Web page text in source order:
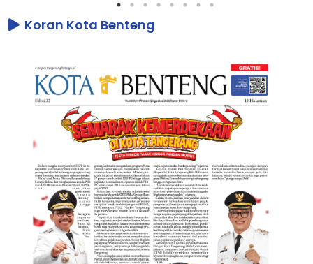
Koran Kota Benteng